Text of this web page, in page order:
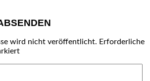
wird nicht veröffentlicht. Erforderliche